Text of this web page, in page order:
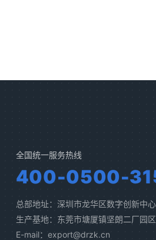
全国统一服务热线
400-0500-
总部地址：深圳市龙华区数字创新中
生产基地：东莞市塘厦镇坚朗二厂园
E-mail：export@drzk.cn